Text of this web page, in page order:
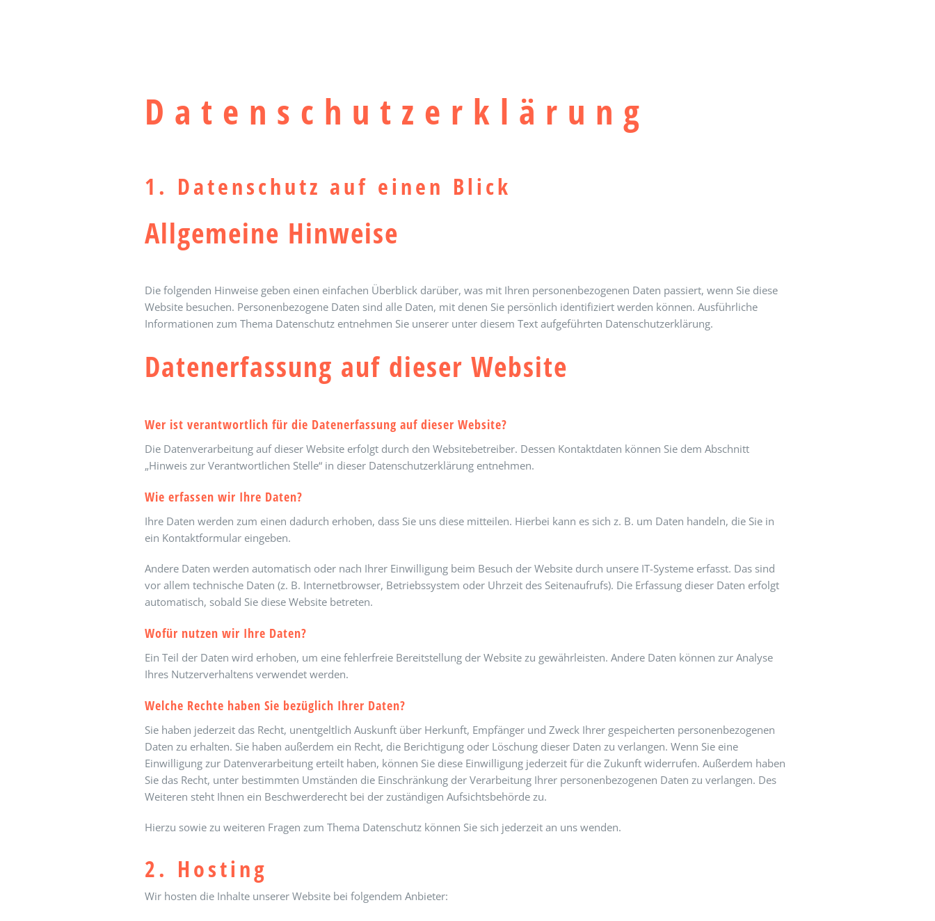
Datenschutz­erklärung
1. Datenschutz auf einen Blick
Allgemeine Hinweise
Die folgenden Hinweise geben einen einfachen Überblick darüber, was mit Ihren personenbezogenen Daten passiert, wenn Sie diese
Website besuchen. Personenbezogene Daten sind alle Daten, mit denen Sie persönlich identifiziert werden können. Ausführliche
Informationen zum Thema Datenschutz entnehmen Sie unserer unter diesem Text aufgeführten Datenschutzerklärung.
Datenerfassung auf dieser Website
Wer ist verantwortlich für die Datenerfassung auf dieser Website?
Die Datenverarbeitung auf dieser Website erfolgt durch den Websitebetreiber. Dessen Kontaktdaten können Sie dem Abschnitt
„Hinweis zur Verantwortlichen Stelle“ in dieser Datenschutzerklärung entnehmen.
Wie erfassen wir Ihre Daten?
Ihre Daten werden zum einen dadurch erhoben, dass Sie uns diese mitteilen. Hierbei kann es sich z. B. um Daten handeln, die Sie in
ein Kontaktformular eingeben.
Andere Daten werden automatisch oder nach Ihrer Einwilligung beim Besuch der Website durch unsere IT-Systeme erfasst. Das sind
vor allem technische Daten (z. B. Internetbrowser, Betriebssystem oder Uhrzeit des Seitenaufrufs). Die Erfassung dieser Daten erfolgt
automatisch, sobald Sie diese Website betreten.
Wofür nutzen wir Ihre Daten?
Ein Teil der Daten wird erhoben, um eine fehlerfreie Bereitstellung der Website zu gewährleisten. Andere Daten können zur Analyse
Ihres Nutzerverhaltens verwendet werden.
Welche Rechte haben Sie bezüglich Ihrer Daten?
Sie haben jederzeit das Recht, unentgeltlich Auskunft über Herkunft, Empfänger und Zweck Ihrer gespeicherten personenbezogenen
Daten zu erhalten. Sie haben außerdem ein Recht, die Berichtigung oder Löschung dieser Daten zu verlangen. Wenn Sie eine
Einwilligung zur Datenverarbeitung erteilt haben, können Sie diese Einwilligung jederzeit für die Zukunft widerrufen. Außerdem haben
Sie das Recht, unter bestimmten Umständen die Einschränkung der Verarbeitung Ihrer personenbezogenen Daten zu verlangen. Des
Weiteren steht Ihnen ein Beschwerderecht bei der zuständigen Aufsichtsbehörde zu.
Hierzu sowie zu weiteren Fragen zum Thema Datenschutz können Sie sich jederzeit an uns wenden.
2. Hosting
Wir hosten die Inhalte unserer Website bei folgendem Anbieter: